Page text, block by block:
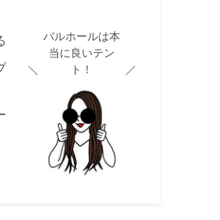
バルホールは本
当に良いテン
ト！